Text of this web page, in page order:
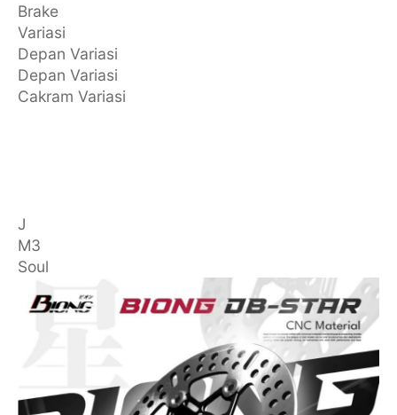
Brake
Variasi
Depan Variasi
Depan Variasi
Cakram Variasi
J
M3
Soul